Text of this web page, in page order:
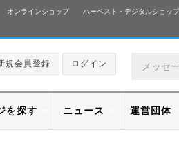
オンラインショップ ハーベスト・デジタルショップ
規会員登録 ログイン
を探す ニュース 運営団体